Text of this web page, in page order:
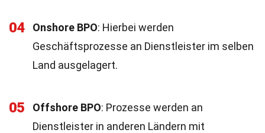
04 Onshore BPO: Hierbei werden
Geschäftsprozesse an Dienstleister im selben
Land ausgelagert.
05 Offshore BPO: Prozesse werden an
Dienstleister in anderen Ländern mit